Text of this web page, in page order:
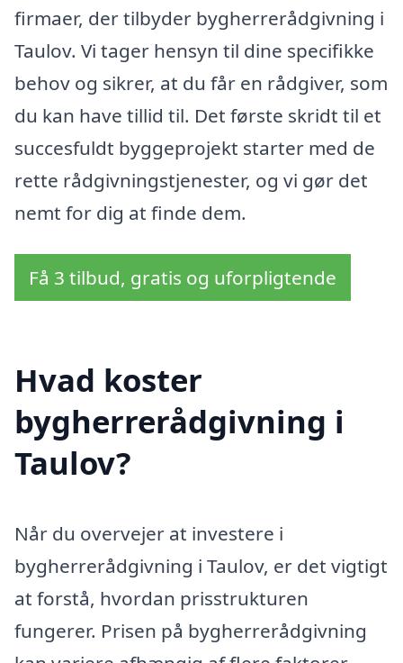
firmaer, der tilbyder bygherrerådgivning i
Taulov. Vi tager hensyn til dine specifikke
behov og sikrer, at du får en rådgiver, som
du kan have tillid til. Det første skridt til et
succesfuldt byggeprojekt starter med de
rette rådgivningstjenester, og vi gør det
nemt for dig at finde dem.
Få 3 tilbud, gratis og uforpligtende
Hvad koster
bygherrerådgivning i
Taulov?
Når du overvejer at investere i
bygherrerådgivning i Taulov, er det vigtigt
at forstå, hvordan prisstrukturen
fungerer. Prisen på bygherrerådgivning